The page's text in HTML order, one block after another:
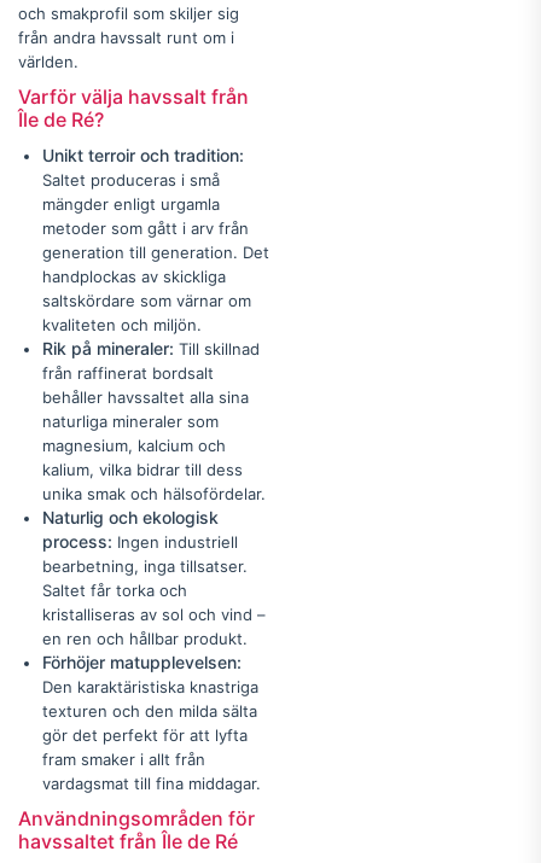
och smakprofil som skiljer sig
från andra havssalt runt om i
världen.
Varför välja havssalt från
Île de Ré?
Unikt terroir och tradition:
Saltet produceras i små
mängder enligt urgamla
metoder som gått i arv från
generation till generation. Det
handplockas av skickliga
saltskördare som värnar om
kvaliteten och miljön.
Rik på mineraler: Till skillnad
från raffinerat bordsalt
behåller havssaltet alla sina
naturliga mineraler som
magnesium, kalcium och
kalium, vilka bidrar till dess
unika smak och hälsofördelar.
Naturlig och ekologisk
process: Ingen industriell
bearbetning, inga tillsatser.
Saltet får torka och
kristalliseras av sol och vind –
en ren och hållbar produkt.
Förhöjer matupplevelsen:
Den karaktäristiska knastriga
texturen och den milda sälta
gör det perfekt för att lyfta
fram smaker i allt från
vardagsmat till fina middagar.
Användningsområden för
havssaltet från Île de Ré